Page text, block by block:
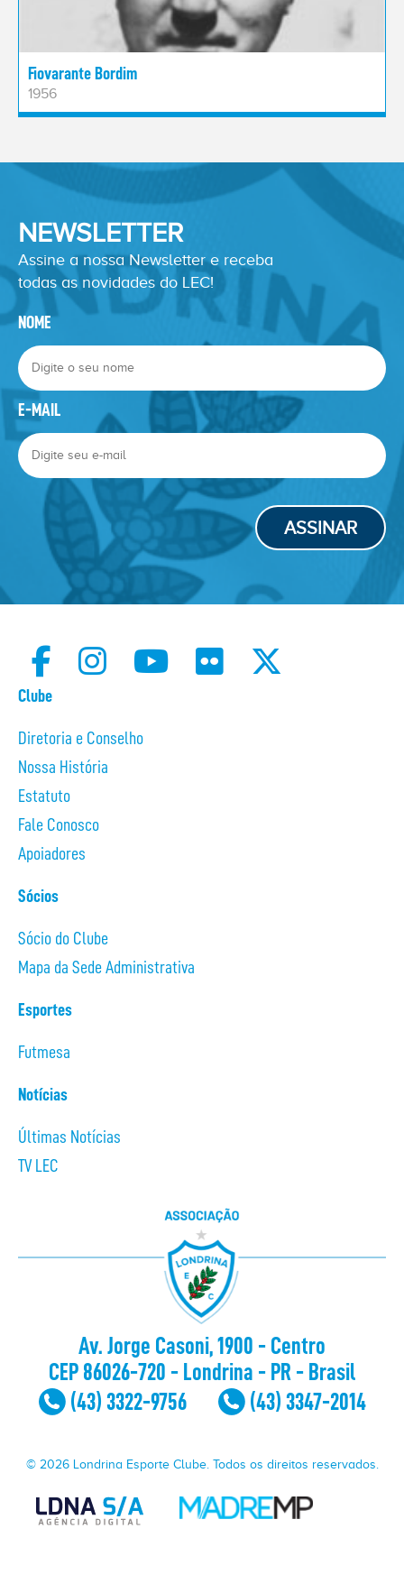
Fiovarante Bordim
1956
NEWSLETTER
Assine a nossa Newsletter e receba
todas as novidades do LEC!
NOME
E-MAIL
ASSINAR
Clube
Diretoria e Conselho
Nossa História
Estatuto
Fale Conosco
Apoiadores
Sócios
Sócio do Clube
Mapa da Sede Administrativa
Esportes
Futmesa
Notícias
Últimas Notícias
TV LEC
Av. Jorge Casoni, 1900 - Centro
CEP 86026-720 - Londrina - PR - Brasil
(43) 3322-9756
(43) 3347-2014
© 2026 Londrina Esporte Clube. Todos os direitos reservados.